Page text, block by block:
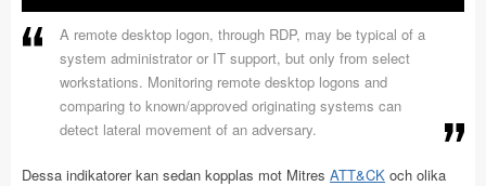
A remote desktop logon, through RDP, may be typical of a
system administrator or IT support, but only from select
workstations. Monitoring remote desktop logons and
comparing to known/approved originating systems can
detect lateral movement of an adversary.
Dessa indikatorer kan sedan kopplas mot Mitres ATT&CK och olika